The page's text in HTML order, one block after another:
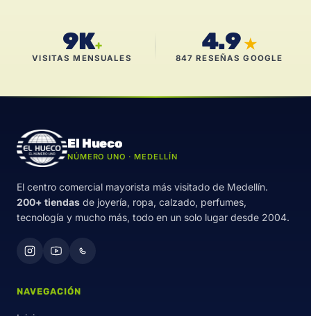
9K+
VISITAS MENSUALES
4.9 ★
847 RESEÑAS GOOGLE
El Hueco
NÚMERO UNO · MEDELLÍN
El centro comercial mayorista más visitado de Medellín.
200+ tiendas de joyería, ropa, calzado, perfumes,
tecnología y mucho más, todo en un solo lugar desde 2004.
NAVEGACIÓN